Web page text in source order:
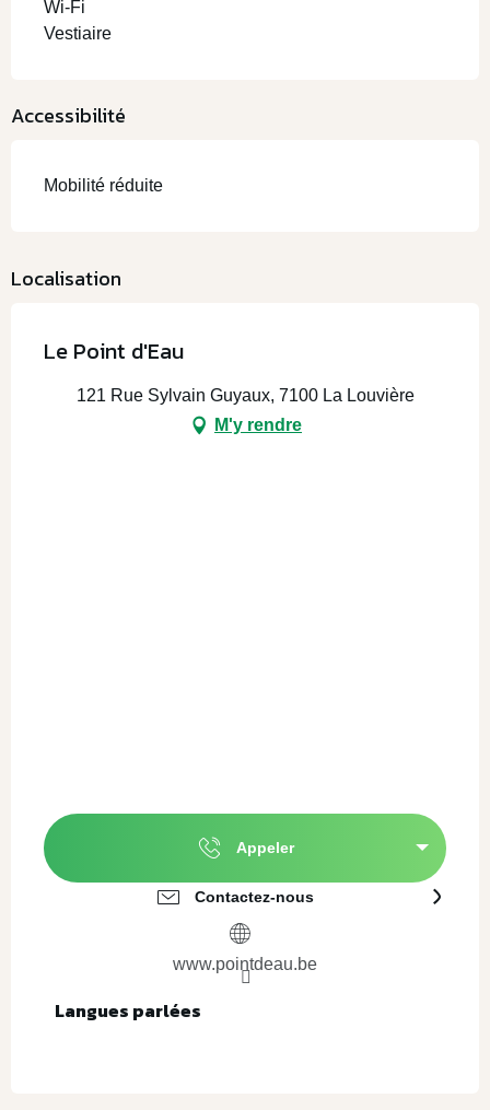
Wi-Fi
Vestiaire
Accessibilité
Mobilité réduite
Localisation
Le Point d'Eau
121 Rue Sylvain Guyaux, 7100 La Louvière
M'y rendre
Appeler
Contactez-nous
www.pointdeau.be
Langues parlées
Langues parlées